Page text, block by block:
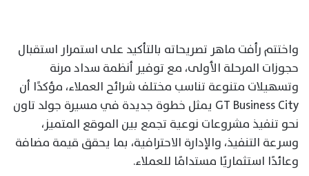
واختتم رأفت ماهر تصريحاته بالتأكيد على استمرار استقبال
حجوزات المرحلة الأولى، مع توفير أنظمة سداد مرنة
وتسهيلات متنوعة تناسب مختلف شرائح العملاء، مؤكدًا أن
GT Business City يمثل خطوة جديدة في مسيرة جولد تاون
نحو تنفيذ مشروعات نوعية تجمع بين الموقع المتميز،
وسرعة التنفيذ، والإدارة الاحترافية، بما يحقق قيمة مضافة
وعائدًا استثماريًا مستدامًا للعملاء.